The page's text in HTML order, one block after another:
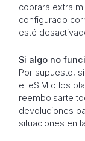
cobrará extra
configurado
esté
Si algo no
Por supuesto,
el eSIM o los
reembolsarte
devoluciones
situaciones en